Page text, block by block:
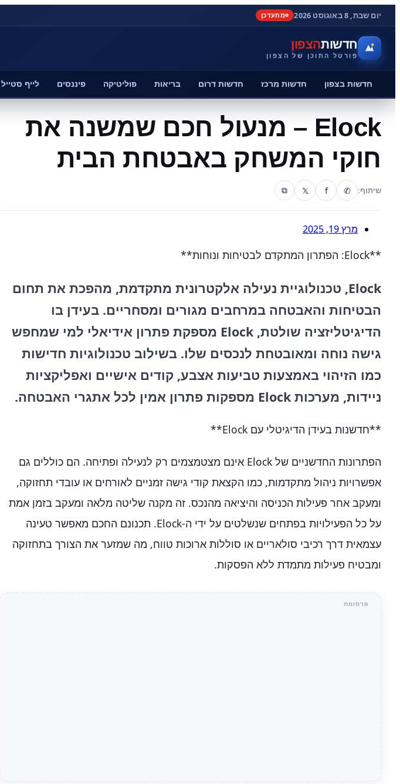
יום שבת, 8 באוגוסט 2026 מתעדכן
חדשותהצפון
פורטל התוכן של הצפון
חדשות בצפון חדשות מרכז חדשות דרום בריאות פוליטיקה פיננסים לייף סטייל
Elock – מנעול חכם שמשנה את
חוקי המשחק באבטחת הבית
שיתוף: ✆
f
𝕏
⧉
מרץ 19, 2025
**Elock: הפתרון המתקדם לבטיחות ונוחות**
Elock, טכנולוגיית נעילה אלקטרונית מתקדמת, מהפכת את תחום
הבטיחות והאבטחה במרחבים מגורים ומסחריים. בעידן בו
הדיגיטליזציה שולטת, Elock מספקת פתרון אידיאלי למי שמחפש
גישה נוחה ומאובטחת לנכסים שלו. בשילוב טכנולוגיות חדישות
כמו הזיהוי באמצעות טביעות אצבע, קודים אישיים ואפליקציות
ניידות, מערכות Elock מספקות פתרון אמין לכל אתגרי האבטחה.
**חדשנות בעידן הדיגיטלי עם Elock**
הפתרונות החדשניים של Elock אינם מצטמצמים רק לנעילה ופתיחה. הם כוללים גם
אפשרויות ניהול מתקדמות, כמו הקצאת קודי גישה זמניים לאורחים או עובדי תחזוקה,
ומעקב אחר פעילות הכניסה והיציאה מהנכס. זה מקנה שליטה מלאה ומעקב בזמן אמת
על כל הפעילויות בפתחים שנשלטים על ידי ה-Elock. תכנונם החכם מאפשר טעינה
עצמאית דרך רכיבי סולאריים או סוללות ארוכות טווח, מה שמזער את הצורך בתחזוקה
ומבטיח פעילות מתמדת ללא הפסקות.